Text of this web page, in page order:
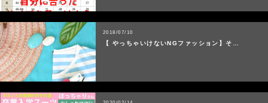
2018/07/10
【 やっちゃいけないNGファッション】そ…